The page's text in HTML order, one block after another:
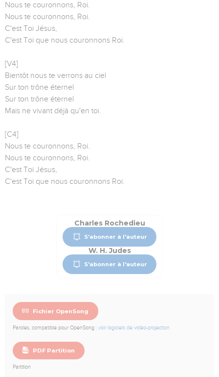
Nous te couronnons, Roi.
Nous te couronnons, Roi.
C'est Toi Jésus,
C'est Toi que nous couronnons Roi.
[V4]
Bientôt nous te verrons au ciel
Sur ton trône éternel
Sur ton trône éternel
Mais ne vivant déjà qu'en toi.
[C4]
Nous te couronnons, Roi.
Nous te couronnons, Roi.
C'est Toi Jésus,
C'est Toi que nous couronnons Roi.
Charles Rochedieu
S'abonner à l'auteur
W. H. Judes
S'abonner à l'auteur
Fichier OpenSong
Paroles, compatible pour OpenSong : voir logiciels de vidéo-projection
PDF Partition
Partition